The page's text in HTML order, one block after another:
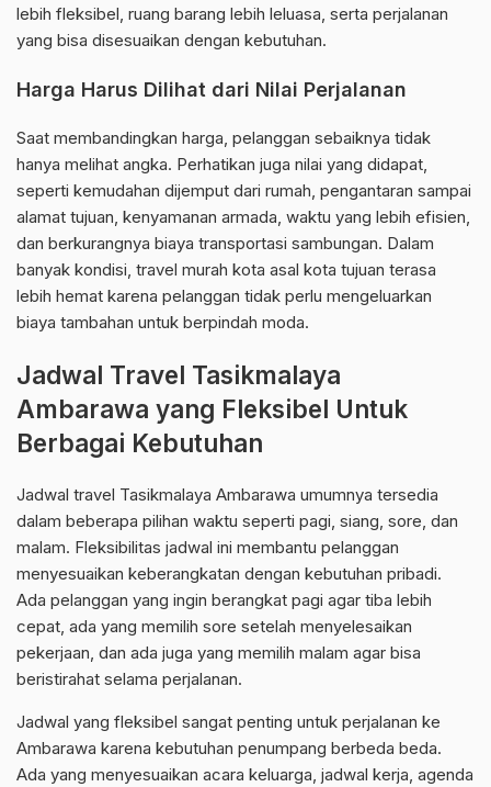
lebih fleksibel, ruang barang lebih leluasa, serta perjalanan
yang bisa disesuaikan dengan kebutuhan.
Harga Harus Dilihat dari Nilai Perjalanan
Saat membandingkan harga, pelanggan sebaiknya tidak
hanya melihat angka. Perhatikan juga nilai yang didapat,
seperti kemudahan dijemput dari rumah, pengantaran sampai
alamat tujuan, kenyamanan armada, waktu yang lebih efisien,
dan berkurangnya biaya transportasi sambungan. Dalam
banyak kondisi, travel murah kota asal kota tujuan terasa
lebih hemat karena pelanggan tidak perlu mengeluarkan
biaya tambahan untuk berpindah moda.
Jadwal Travel Tasikmalaya
Ambarawa yang Fleksibel Untuk
Berbagai Kebutuhan
Jadwal travel Tasikmalaya Ambarawa umumnya tersedia
dalam beberapa pilihan waktu seperti pagi, siang, sore, dan
malam. Fleksibilitas jadwal ini membantu pelanggan
menyesuaikan keberangkatan dengan kebutuhan pribadi.
Ada pelanggan yang ingin berangkat pagi agar tiba lebih
cepat, ada yang memilih sore setelah menyelesaikan
pekerjaan, dan ada juga yang memilih malam agar bisa
beristirahat selama perjalanan.
Jadwal yang fleksibel sangat penting untuk perjalanan ke
Ambarawa karena kebutuhan penumpang berbeda beda.
Ada yang menyesuaikan acara keluarga, jadwal kerja, agenda